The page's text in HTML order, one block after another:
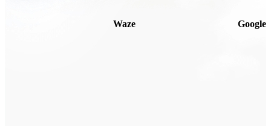
Waze Google